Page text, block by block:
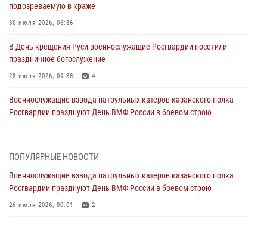
подозреваемую в краже
30 июля 2026, 06:36
В День крещения Руси военнослужащие Росгвардии посетили
праздничное богослужение
28 июля 2026, 09:38 4
Военнослужащие взвода патрульных катеров казанского полка
Росгвардии празднуют День ВМФ России в боевом строю
Татарстанские росгвардейцы завоевали «бронзу» в окружном этапе
24 июля 2026, 15:05 4
В казанском полку Росгвардии состоялся концерт певицы Кристины
ПОПУЛЯРНЫЕ НОВОСТИ
Военнослужащие взвода патрульных катеров казанского полка
Росгвардии празднуют День ВМФ России в боевом строю
26 июля 2026, 00:01 2